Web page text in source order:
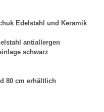
Edelstahl und Keramik
antiallergen
schwarz
80 cm erhältlich